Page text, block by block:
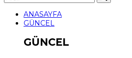
ANASAYFA
GÜNCEL
GÜNCEL